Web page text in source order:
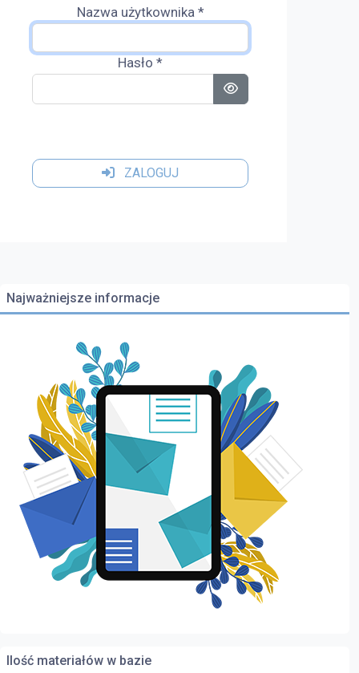
Nazwa użytkownika*
Hasło *
Pokaż hasło
ZALOGUJ
Najważniejsze informacje
Ilość materiałów w bazie